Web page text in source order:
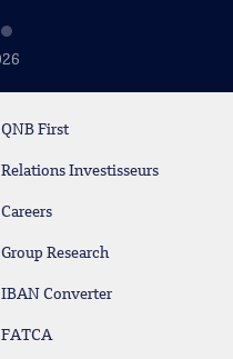
QNB First
Relations Investisseurs
Careers
Group Research
IBAN Converter
FATCA